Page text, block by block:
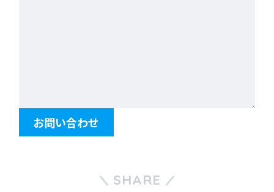
お問い合わせ
SHARE